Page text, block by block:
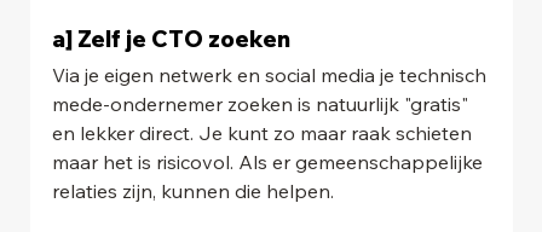
a] Zelf je CTO zoeken
Via je eigen netwerk en social media je technisch
mede-ondernemer zoeken is natuurlijk "gratis"
en lekker direct. Je kunt zo maar raak schieten
maar het is risicovol. Als er gemeenschappelijke
relaties zijn, kunnen die helpen.